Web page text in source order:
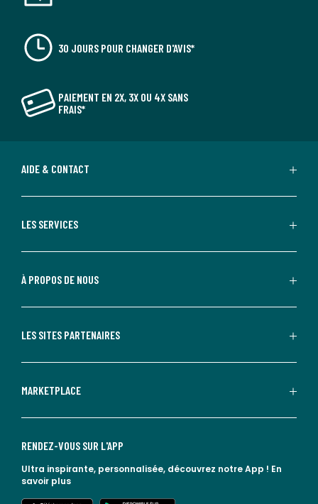
30 JOURS POUR CHANGER D'AVIS*
PAIEMENT EN 2X, 3X OU 4X SANS
FRAIS*
AIDE & CONTACT
LES SERVICES
À PROPOS DE NOUS
LES SITES PARTENAIRES
MARKETPLACE
RENDEZ-VOUS SUR L'APP
Ultra inspirante, personnalisée, découvrez notre App ! En
savoir plus
lien vers l'app store
lien vers google play